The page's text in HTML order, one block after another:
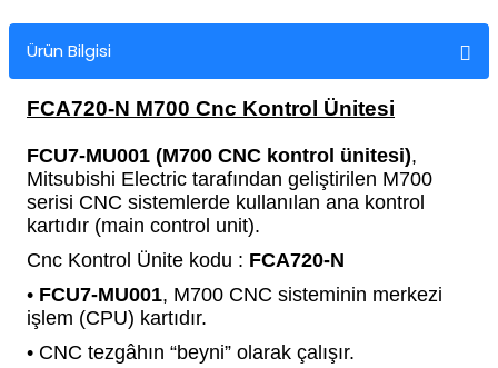
Yuvası
Membranı
PLG Encoder
Ürün Bilgisi
FCA720-N M700 Cnc Kontrol Ünitesi
FCU7-MU001 (M700 CNC kontrol ünitesi),
Mitsubishi Electric tarafından geliştirilen M700
serisi CNC sistemlerde kullanılan ana kontrol
kartıdır (main control unit).
Cnc Kontrol Ünite kodu : FCA720-N
• FCU7-MU001, M700 CNC sisteminin merkezi
işlem (CPU) kartıdır.
• CNC tezgâhın “beyni” olarak çalışır.